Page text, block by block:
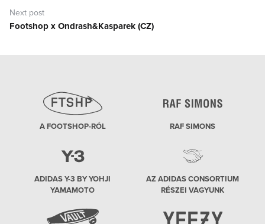
Next post
Next
Footshop x Ondrash&Kasparek (CZ)
A FOOTSHOP-RÓL RAF SIMONS
ADIDAS Y-3 BY YOHJI
YAMAMOTO
AZ ADIDAS CONSORTIUM
RÉSZEI VAGYUNK